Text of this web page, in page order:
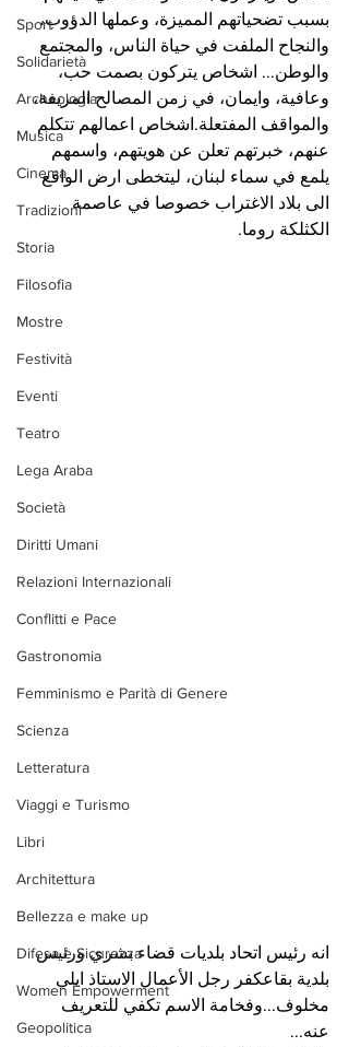
Sport
Solidarietà
Archeologia
Musica
Cinema
Tradizioni
Storia
Filosofia
Mostre
Festività
Eventi
Teatro
Lega Araba
Società
Diritti Umani
Relazioni Internazionali
Conflitti e Pace
Gastronomia
Femminismo e Parità di Genere
Scienza
Letteratura
Viaggi e Turismo
Libri
Architettura
Bellezza e make up
Difesa e Sicurezza
Women Empowerment
Geopolitica
بسبب تضحياتهم المميزة، وعملها الدؤوب،
والنجاح الملفت في حياة الناس، والمجتمع
والوطن... اشخاص يتركون بصمت حب،
وعافية، وايمان، في زمن المصالح المزيفة،
والمواقف المفتعلة.اشخاص اعمالهم تتكلم
عنهم، خبرتهم تعلن عن هويتهم، واسمهم
يلمع في سماء لبنان، ليتخطى ارض الواقع
الى بلاد الاغتراب خصوصا في عاصمة
الكثلكة روما.
انه رئيس اتحاد بلديات قضاء بشري ورئيس
بلدية بقاعكفر رجل الأعمال الاستاذ ايلي
مخلوف...وفخامة الاسم تكفي للتعريف
عنه...